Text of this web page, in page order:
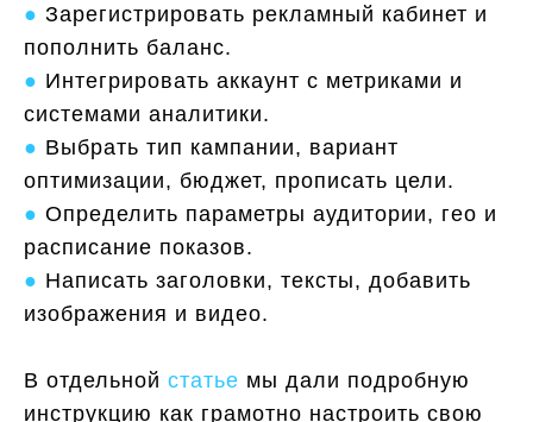
● Зарегистрировать рекламный кабинет и
пополнить баланс.
● Интегрировать аккаунт с метриками и
системами аналитики.
● Выбрать тип кампании, вариант
оптимизации, бюджет, прописать цели.
● Определить параметры аудитории, гео и
расписание показов.
● Написать заголовки, тексты, добавить
изображения и видео.
В отдельной статье мы дали подробную
инструкцию как грамотно настроить свою